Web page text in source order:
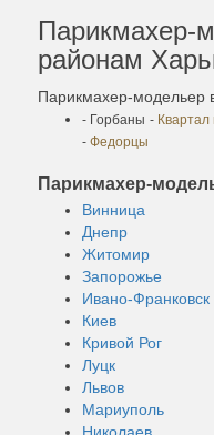
Парикмахер-
районам
Парикмахер-модельер
- Горбаны - Квартал
- Федорцы
Парикмахер-
Винница
Днепр
Житомир
Запорожье
Ивано-Франковск
Киев
Кривой Рог
Луцк
Львов
Мариуполь
Николаев